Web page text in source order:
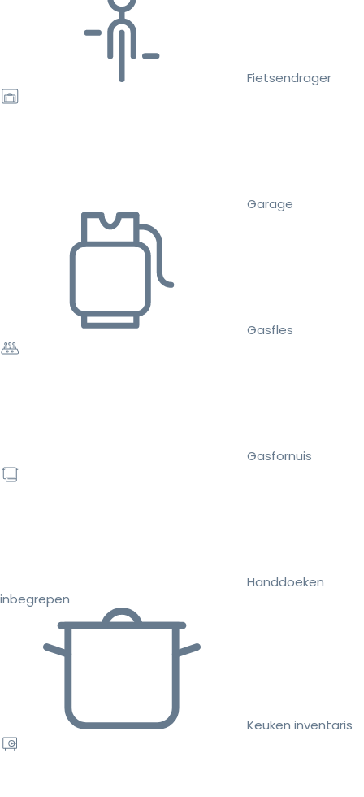
Fietsendrager
Garage
Gasfles
Gasfornuis
Handdoeken
inbegrepen
Keuken inventaris